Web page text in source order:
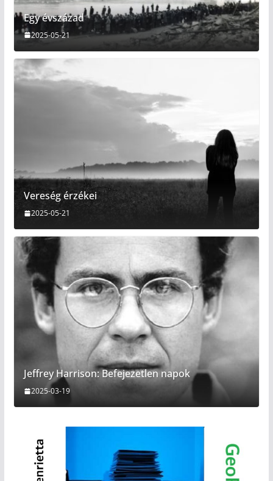
Egy évszázad
2025-05-21
Vereség érzékei
2025-05-21
Jeffrey Harrison: Befejezetlen napok
2025-03-19